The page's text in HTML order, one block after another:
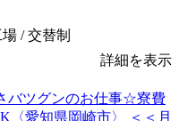
/ 交替制
詳細を表示